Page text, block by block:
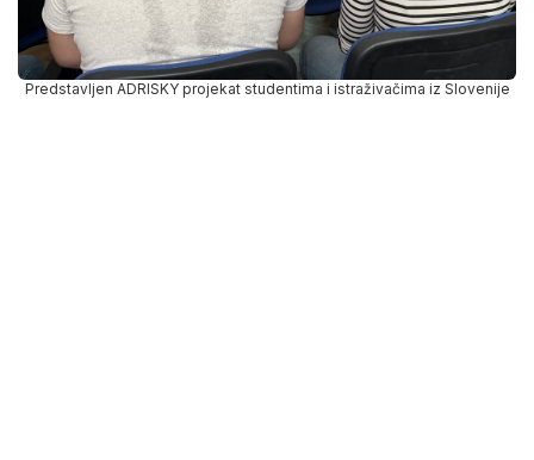
Predstavljen ADRISKY projekat studentima i istraživačima iz Slovenije